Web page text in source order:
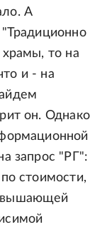
А
то на
и - на
он. Однако
запрос "РГ":
стоимости,